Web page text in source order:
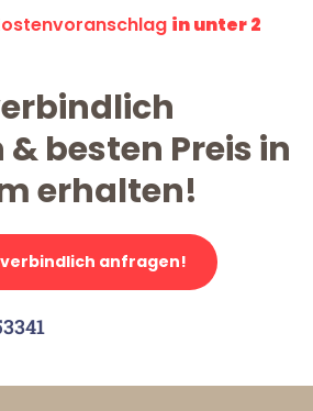
in unter 2
besten Preis in
erhalten!
anfragen!